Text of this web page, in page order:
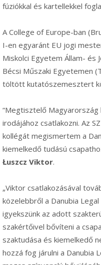
fúziókkal és kartellekkel
A College of Europe-ban
I-en egyaránt EU jogi
Miskolci Egyetem Állam- és
Bécsi Műszaki Egyetemen
töltött kutatószemesztert
“Megtisztelő
irodájához csatlakozni. Az
kollégát megismertem a
kiemelkedő tudású
Łuszcz Viktor.
„Viktor csatlakozásával
közelebbről a Danubia
igyekszünk az adott
szakértőivel bővíteni a
szaktudása és kiemelkedő
hozzá fog járulni a Danubia